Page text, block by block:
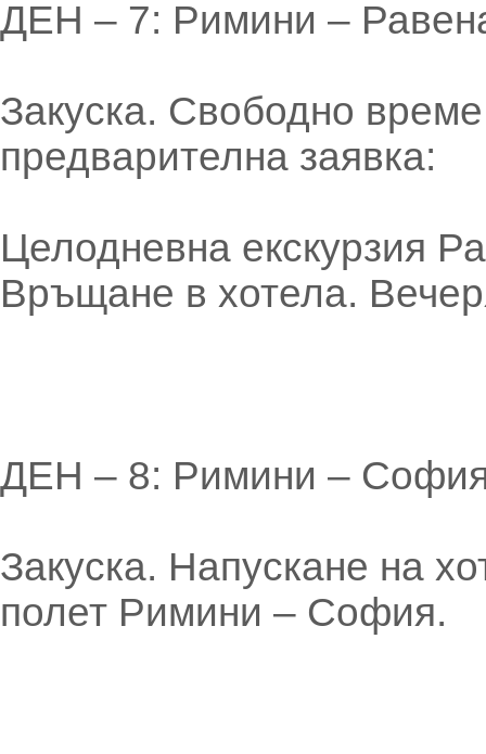
ДЕН – 7: Римини –
Закуска. Свободно
предварителна заявка:
Целодневна екскурзия
Връщане в хотела.
ДЕН – 8: Римини –
Закуска. Напускане на
полет Римини – София.